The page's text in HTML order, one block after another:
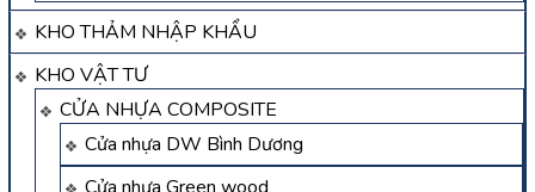
KHO THẢM NHẬP KHẨU
KHO VẬT TƯ
CỬA NHỰA COMPOSITE
Cửa nhựa DW Bình Dương